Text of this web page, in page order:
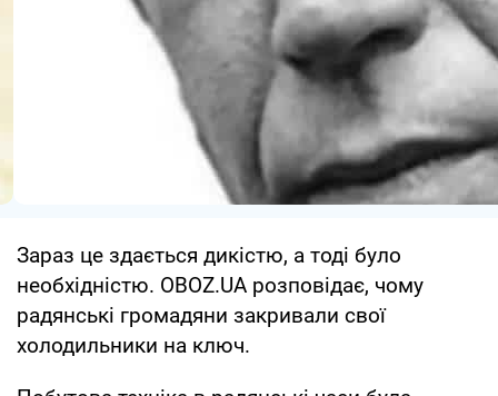
Зараз це здається дикістю, а тоді було
необхідністю. OBOZ.UA розповідає, чому
радянські громадяни закривали свої
холодильники на ключ.